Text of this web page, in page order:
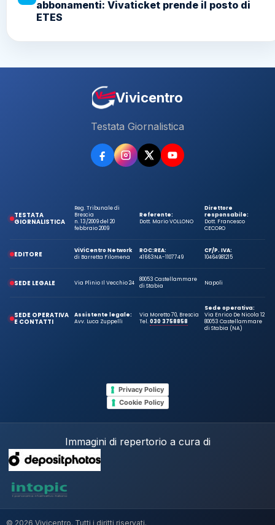
abbonamenti: Vivaticket prende il posto di
ETES
Vivicentro
Testata Giornalistica
TESTATA
GIORNALISTICA
Reg. Tribunale di
Brescia
n. 13/2009 del 20
febbraio 2009
Referente:
Dott. Mario VOLLONO
Direttore
responsabile:
Dott. Francesco
CECORO
EDITORE
ViViCentro Network
di Barretta Filomena
ROC:
41663
REA:
NA-1107749
CF/P. IVA:
10464981215
SEDE LEGALE Via Plinio Il Vecchio 24
80053 Castellammare
di Stabia
Napoli
SEDE OPERATIVA
E CONTATTI
Assistente legale:
Avv. Luca Zuppelli
Via Moretto 70, Brescia
Tel.030 3758858
Sede operativa:
Via Enrico De Nicola 12
80053 Castellammare
di Stabia (NA)
Privacy Policy
Cookie Policy
Immagini di repertorio a cura di
© 2026 Vivicentro. Tutti i diritti riservati.